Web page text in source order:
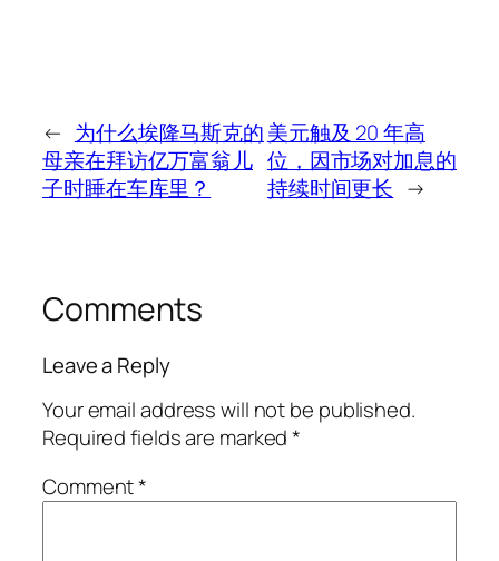
← 为什么埃隆马斯克的
母亲在拜访亿万富翁儿
子时睡在车库里？
美元触及 20 年高
位，因市场对加息的
持续时间更长 →
Comments
Leave a Reply
Your email address will not be published.
Required fields are marked*
Comment*